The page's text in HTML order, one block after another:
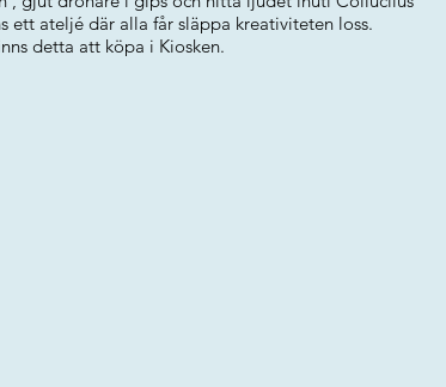
ett ateljé där alla får släppa kreativiteten loss.
detta att köpa i Kiosken.